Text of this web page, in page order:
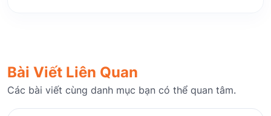
Bài Viết Liên Quan
Các bài viết cùng danh mục bạn có thể quan tâm.